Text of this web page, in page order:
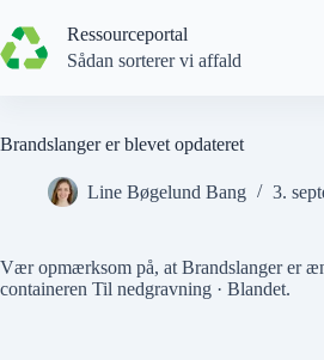
til
indhold
Ressourceportal
Sådan sorterer vi affald
Brandslanger er blevet opdateret
Line Bøgelund Bang 3.
Vær opmærksom på, at Brandslangerer
containeren Til nedgravning · Blandet.